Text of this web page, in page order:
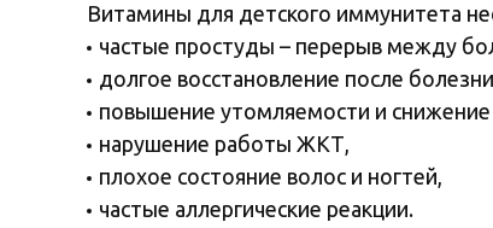
Витамины для детского иммунитета
частые простуды – перерыв между
долгое восстановление после
повышение утомляемости и снижение
нарушение работы ЖКТ,
плохое состояние волос и ногтей,
частые аллергические реакции.